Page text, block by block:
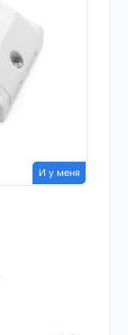
И у меня